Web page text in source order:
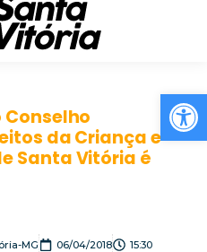
Conselho
da Criança e
Santa Vitória é
MG 06/04/2018 15:30